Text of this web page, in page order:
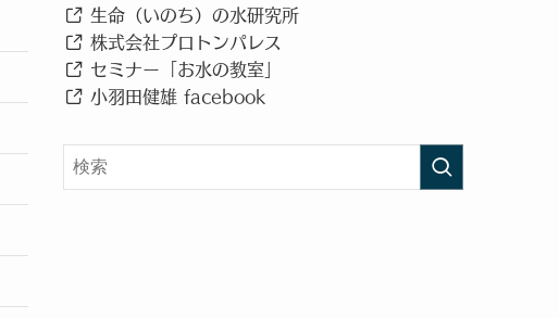
生命（いのち）の水研究所
株式会社プロトンパレス
セミナー「お水の教室」
小羽田健雄 facebook